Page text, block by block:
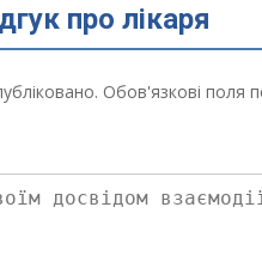
про лікаря
Обов'язкові поля